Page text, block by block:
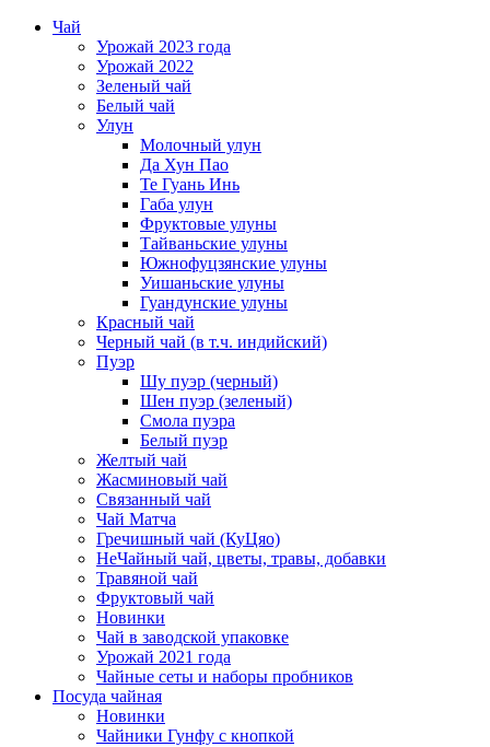
Чай
Урожай 2023 года
Урожай 2022
Зеленый чай
Белый чай
Улун
Молочный улун
Да Хун Пао
Те Гуань Инь
Габа улун
Фруктовые улуны
Тайваньские улуны
Южнофуцзянские улуны
Уишаньские улуны
Гуандунские улуны
Красный чай
Черный чай (в т.ч. индийский)
Пуэр
Шу пуэр (черный)
Шен пуэр (зеленый)
Смола пуэра
Белый пуэр
Желтый чай
Жасминовый чай
Связанный чай
Чай Матча
Гречишный чай (КуЦяо)
НеЧайный чай, цветы, травы, добавки
Травяной чай
Фруктовый чай
Новинки
Чай в заводской упаковке
Урожай 2021 года
Чайные сеты и наборы пробников
Посуда чайная
Новинки
Чайники Гунфу с кнопкой